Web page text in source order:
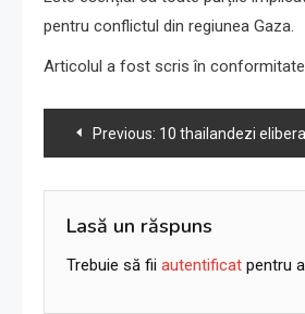
pentru conflictul din regiunea Gaza.
Articolul a fost scris în conformitate
Navigare
în
articole
Previous: 10 thailandezi eliberați din
Lasă un răspuns
Trebuie să fii autentificat pentru